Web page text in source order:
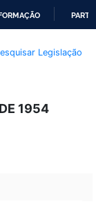
Legislação
1954